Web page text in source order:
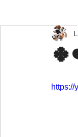
https://